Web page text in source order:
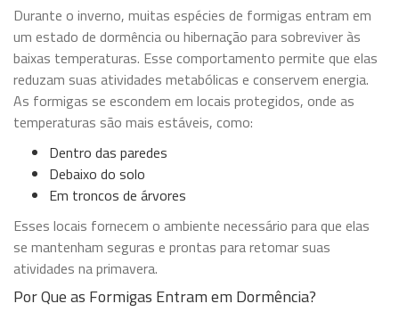
Durante o inverno, muitas espécies de formigas entram em
um estado de dormência ou hibernação para sobreviver às
baixas temperaturas. Esse comportamento permite que elas
reduzam suas atividades metabólicas e conservem energia.
As formigas se escondem em locais protegidos, onde as
temperaturas são mais estáveis, como:
Dentro das paredes
Debaixo do solo
Em troncos de árvores
Esses locais fornecem o ambiente necessário para que elas
se mantenham seguras e prontas para retomar suas
atividades na primavera.
Por Que as Formigas Entram em Dormência?